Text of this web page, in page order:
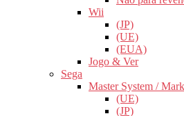
Wii
(JP)
(UE)
(EUA)
Jogo & Ver
Sega
Master System /
(UE)
(JP)